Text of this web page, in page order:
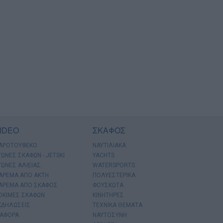
ΣΚΑΦΩΝ - JETSKI
ΑΛΙΕΙΑΣ
ΑΠΟ ΑΚΤΗ
ΑΠΟ ΣΚΑΦΟΣ
ΣΚΑΦΩΝ
ΣΚΑΦΟΣ
ΝΑΥΤΙΛΙΑΚΑ
YACHTS
WATERSPORTS
ΠΟΛΥΕΣΤΕΡΙΚΑ
ΦΟΥΣΚΩΤΑ
ΚΙΝΗΤΗΡΕΣ
ΤΕΧΝΙΚΑ ΘΕΜΑΤΑ
ΝΑΥΤΟΣΥΝΗ